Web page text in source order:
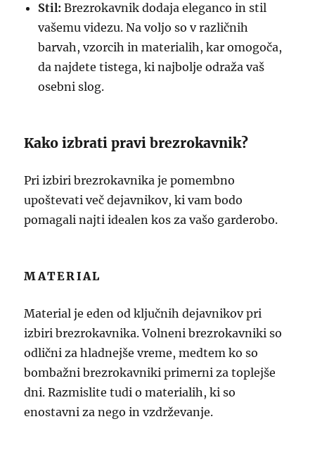
Stil: Brezrokavnik dodaja eleganco in stil
vašemu videzu. Na voljo so v različnih
barvah, vzorcih in materialih, kar omogoča,
da najdete tistega, ki najbolje odraža vaš
osebni slog.
Kako izbrati pravi brezrokavnik?
Pri izbiri brezrokavnika je pomembno
upoštevati več dejavnikov, ki vam bodo
pomagali najti idealen kos za vašo garderobo.
MATERIAL
Material je eden od ključnih dejavnikov pri
izbiri brezrokavnika. Volneni brezrokavniki so
odlični za hladnejše vreme, medtem ko so
bombažni brezrokavniki primerni za toplejše
dni. Razmislite tudi o materialih, ki so
enostavni za nego in vzdrževanje.